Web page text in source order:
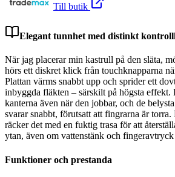
Till butik
Elegant tunnhet med distinkt
När jag placerar min kastrull på den släta,
hörs ett diskret klick från touchknapparna
Plattan värms snabbt upp och sprider ett
inbyggda fläkten – särskilt på högsta effekt.
kanterna även när den jobbar, och de
svarar snabbt, förutsatt att fingrarna är
räcker det med en fuktig trasa för att
ytan, även om vattenstänk och fingeravtryck
Funktioner och prestanda